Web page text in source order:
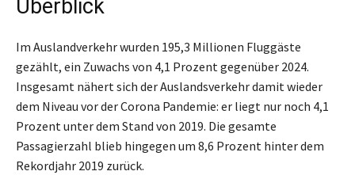
Überblick
Im Auslandverkehr wurden 195,3 Millionen Fluggäste
gezählt, ein Zuwachs von 4,1 Prozent gegenüber 2024.
Insgesamt nähert sich der Auslandsverkehr damit wieder
dem Niveau vor der Corona Pandemie: er liegt nur noch 4,1
Prozent unter dem Stand von 2019. Die gesamte
Passagierzahl blieb hingegen um 8,6 Prozent hinter dem
Rekordjahr 2019 zurück.